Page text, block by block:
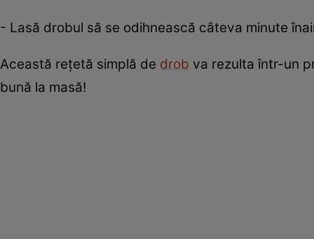
- Lasă drobul să se odihnească câteva minute
Această rețetă simplă de drob va rezulta într-un
bună la masă!